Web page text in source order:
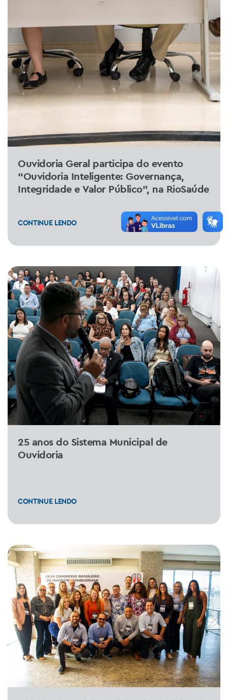
Ouvidoria Geral participa do evento
“Ouvidoria Inteligente: Governança,
Integridade e Valor Público”, na RioSaúde
CONTINUE LENDO
25 anos do Sistema Municipal de
Ouvidoria
CONTINUE LENDO